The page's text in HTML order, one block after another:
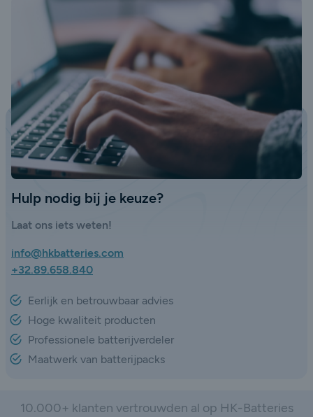
Hulp nodig bij je keuze?
Laat ons iets weten!
info@hkbatteries.com
+32.89.658.840
Eerlijk en betrouwbaar advies
Hoge kwaliteit producten
Professionele batterijverdeler
Maatwerk van batterijpacks
10.000+ klanten vertrouwden al op HK-Batteries